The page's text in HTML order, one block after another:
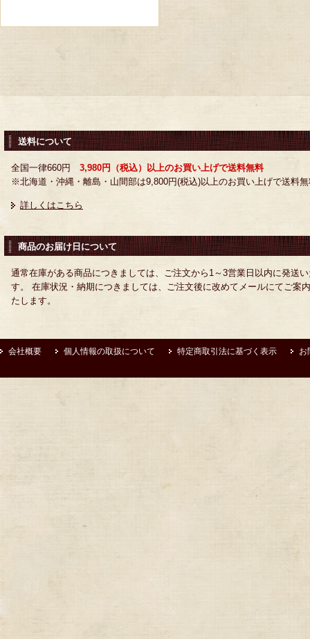
送料について
全国一律660円 3,980円（税込）以上のお買い上げで送料無料
※北海道・沖縄・離島・山間部は9,800円(税込)以上のお買い上げで送料
詳しくはこちら
商品のお届け日について
通常在庫がある商品につきましては、ご注文から1～3営業日以内に発送
す。 在庫状況・納期につきましては、ご注文後に改めてメールにてご案
たします。
会社概要 個人情報の取扱について 特定商取引法に基づく表示 お